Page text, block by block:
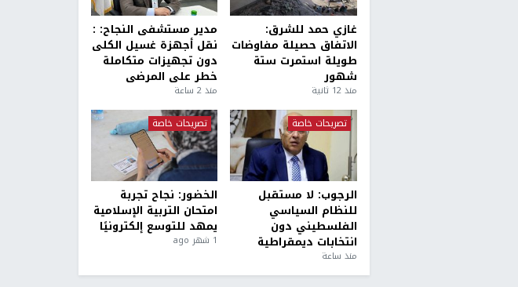
غازي حمد للشرق:
الاتفاق حصيلة مفاوضات
طويلة استمرت ستة
شهور
منذ 12 ثانية
مدير مستشفى النجاح: :
نقل أجهزة غسيل الكلى
دون تجهيزات متكاملة
خطر على المرضى
منذ 2 ساعة
تصريحات خاصة
الرجوب: لا مستقبل
للنظام السياسي
الفلسطيني دون
انتخابات ديمقراطية
منذ ساعة
تصريحات خاصة
الخضور: نجاح تجربة
امتحان التربية الإسلامية
يمهد للتوسع إلكترونيًا
1 شهر ago